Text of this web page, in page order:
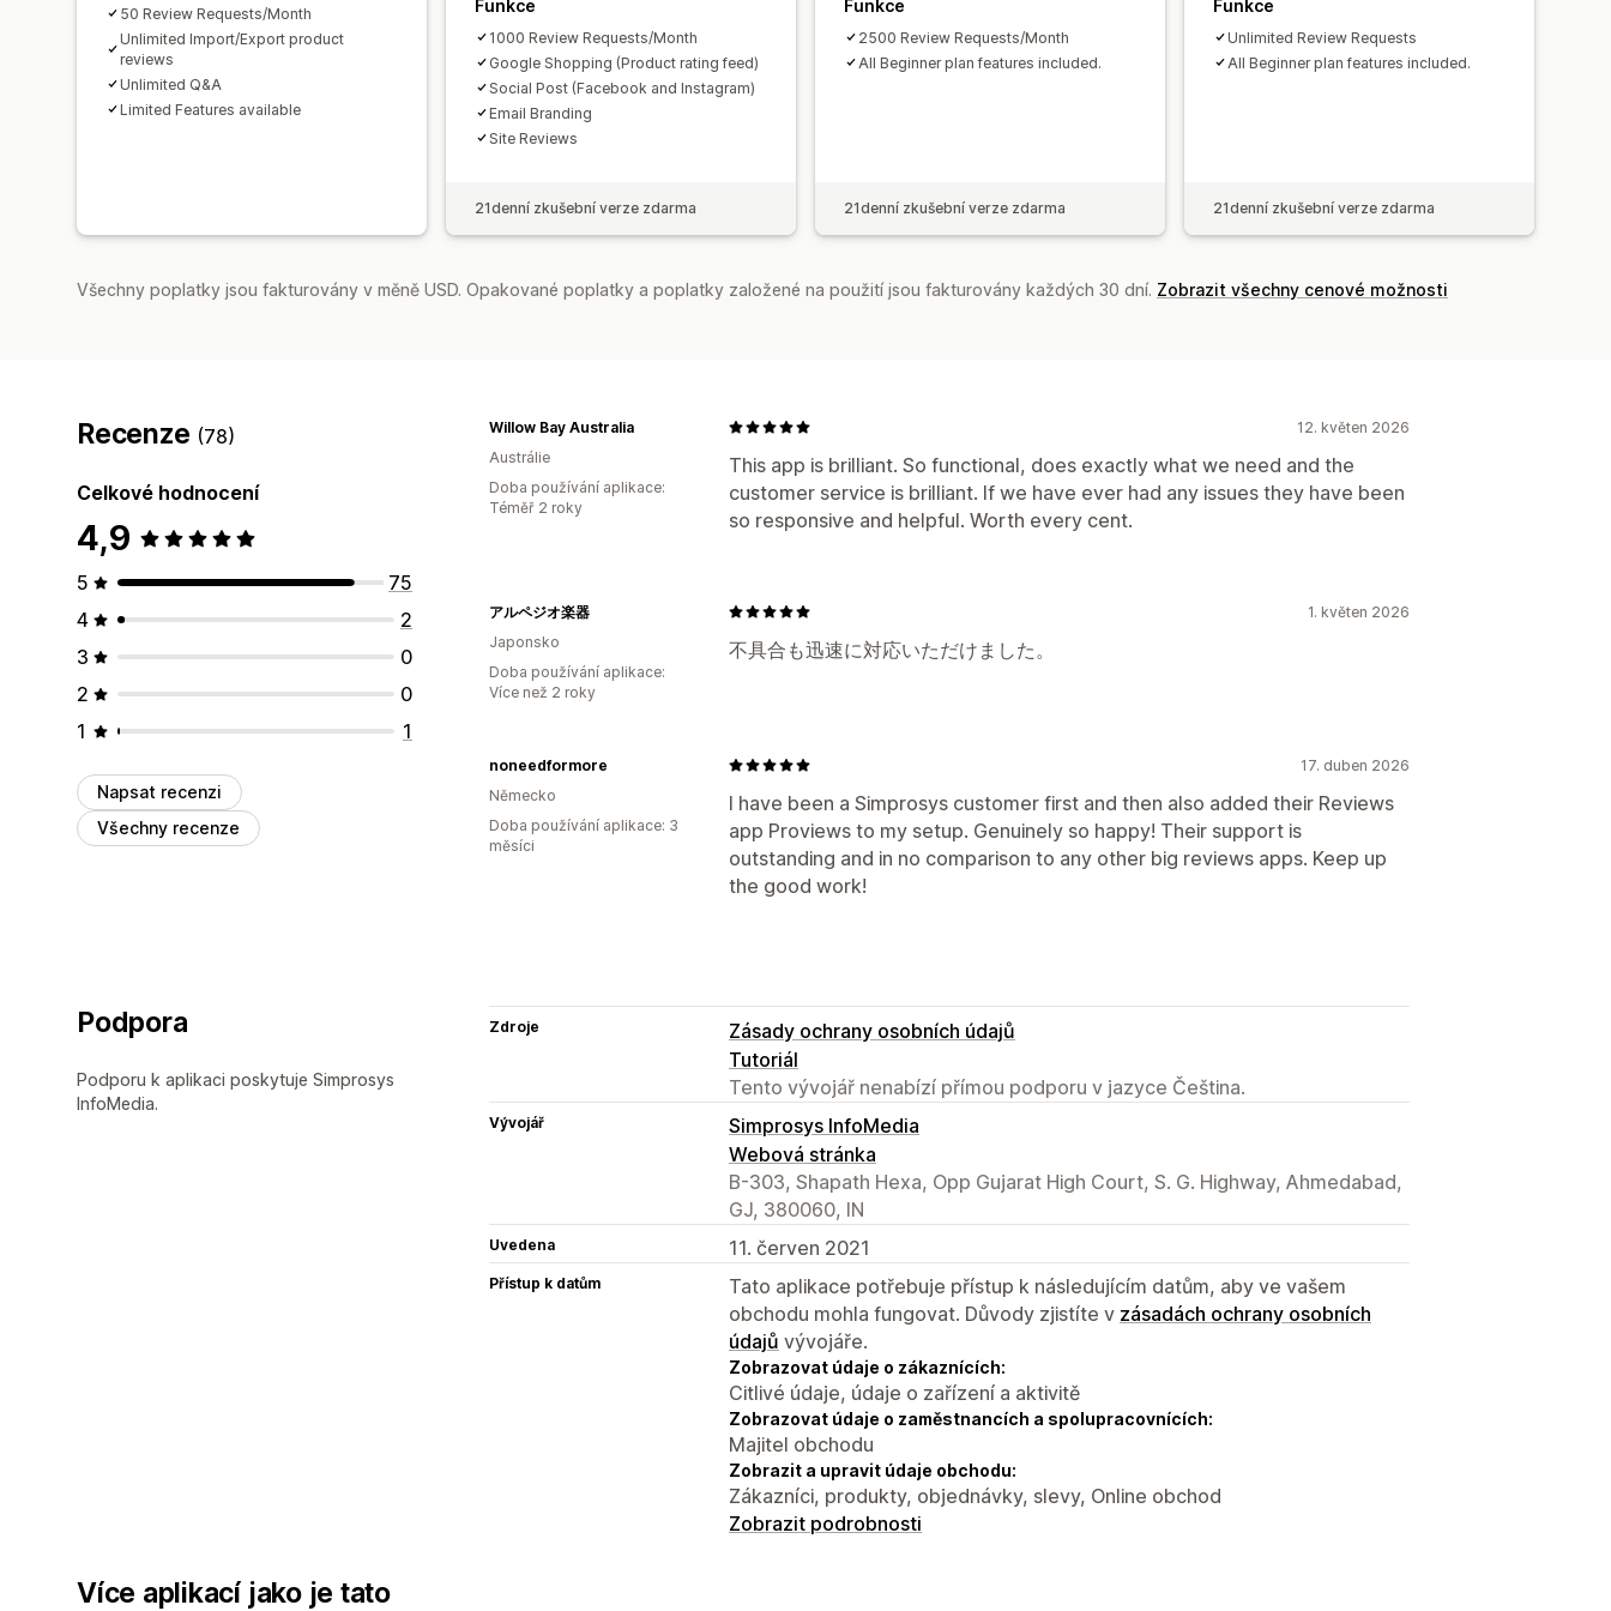
50 Review Requests/Month
Unlimited Import/Export product
reviews
Unlimited Q&A
Limited Features available
Funkce
1000 Review Requests/Month
Google Shopping (Product rating feed)
Social Post (Facebook and Instagram)
Email Branding
Site Reviews
21denní zkušební verze zdarma
Funkce
2500 Review Requests/Month
All Beginner plan features included.
21denní zkušební verze zdarma
Funkce
Unlimited Review Requests
All Beginner plan features included.
21denní zkušební verze zdarma
Všechny poplatky jsou fakturovány v měně USD. Opakované poplatky a poplatky založené na použití jsou fakturovány každých 30 dní. Zobrazit všechny cenové možnosti
Recenze (78)
Celkové hodnocení
4,9
5
75
4
2
3
0
2
0
1
1
Napsat recenzi
Všechny recenze
12. květen 2026
This app is brilliant. So functional, does exactly what we need and the
customer service is brilliant. If we have ever had any issues they have been
so responsive and helpful. Worth every cent.
Willow Bay Australia
Austrálie
Doba používání aplikace:
Téměř 2 roky
1. květen 2026
不具合も迅速に対応いただけました。
アルペジオ楽器
Japonsko
Doba používání aplikace:
Více než 2 roky
17. duben 2026
I have been a Simprosys customer first and then also added their Reviews
app Proviews to my setup. Genuinely so happy! Their support is
outstanding and in no comparison to any other big reviews apps. Keep up
the good work!
noneedformore
Německo
Doba používání aplikace: 3
měsíci
Podpora
Podporu k aplikaci poskytuje Simprosys
InfoMedia.
Zdroje
Zásady ochrany osobních údajů
Tutoriál
Tento vývojář nenabízí přímou podporu v jazyce Čeština.
Vývojář
Simprosys InfoMedia
Webová stránka
B-303, Shapath Hexa, Opp Gujarat High Court, S. G. Highway, Ahmedabad,
GJ, 380060, IN
Uvedena 11. červen 2021
Přístup k datům
Tato aplikace potřebuje přístup k následujícím datům, aby ve vašem
obchodu mohla fungovat. Důvody zjistíte v zásadách ochrany osobních
údajů vývojáře.
Zobrazovat údaje o zákaznících:
Citlivé údaje, údaje o zařízení a aktivitě
Zobrazovat údaje o zaměstnancích a spolupracovnících:
Majitel obchodu
Zobrazit a upravit údaje obchodu:
Zákazníci, produkty, objednávky, slevy, Online obchod
Zobrazit podrobnosti
Více aplikací jako je tato